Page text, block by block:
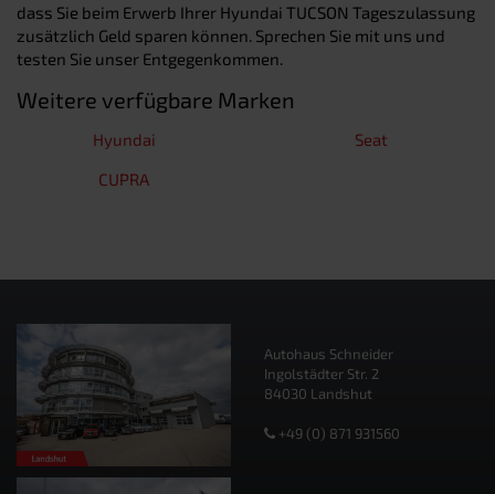
dass Sie beim Erwerb Ihrer Hyundai TUCSON Tageszulassung
zusätzlich Geld sparen können. Sprechen Sie mit uns und
testen Sie unser Entgegenkommen.
Weitere verfügbare Marken
Hyundai
Seat
CUPRA
Autohaus Schneider
Ingolstädter Str. 2
84030 Landshut
+49 (0) 871 931560